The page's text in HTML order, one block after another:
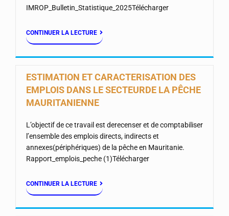
IMROP_Bulletin_Statistique_2025Télécharger
CONTINUER LA LECTURE
ESTIMATION ET CARACTERISATION DES
EMPLOIS DANS LE SECTEURDE LA PÊCHE
MAURITANIENNE
L’objectif de ce travail est derecenser et de comptabiliser
l’ensemble des emplois directs, indirects et
annexes(périphériques) de la pêche en Mauritanie.
Rapport_emplois_peche (1)Télécharger
CONTINUER LA LECTURE